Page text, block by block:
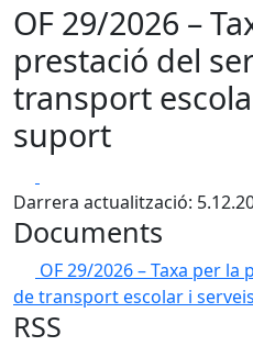
OF 29/2026 –
prestació del
transport
suport
Darrera actualització:
Documents
OF 29/2026 – Taxa per
de transport escolar i
RSS